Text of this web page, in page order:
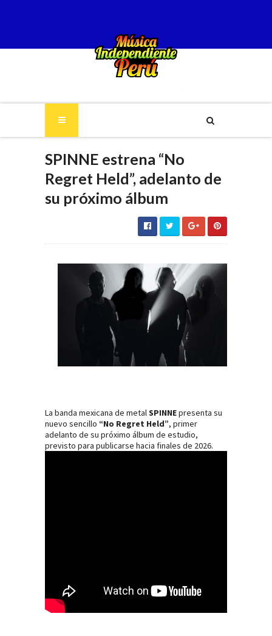
SPINNE estrena “No
Regret Held”, adelanto de
su próximo álbum
La banda mexicana de metalSPINNEpresenta su
nuevo sencillo “No Regret Held”, primer
adelanto de su próximo álbum de estudio,
previsto para publicarse hacia finales de 2026.